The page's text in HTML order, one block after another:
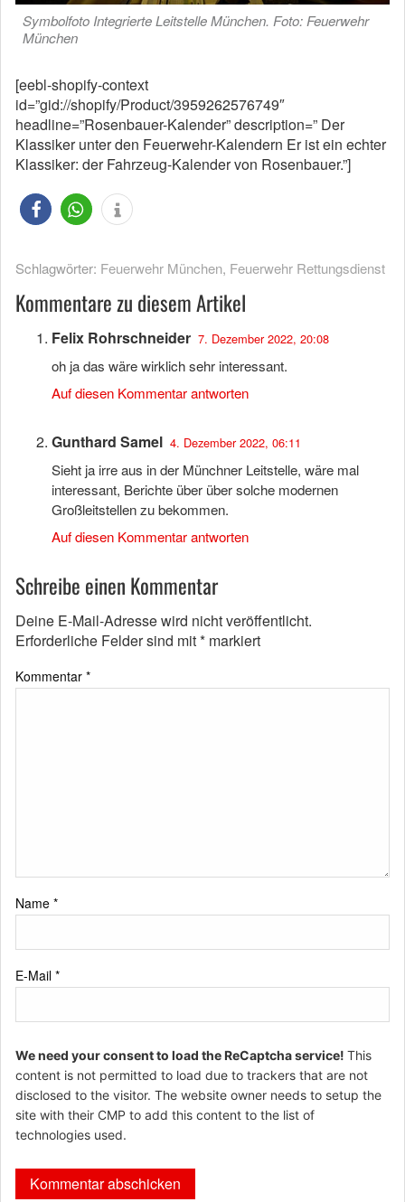
Symbolfoto Integrierte Leitstelle München. Foto: Feuerwehr
München
[eebl-shopify-context
id=”gid://shopify/Product/3959262576749″
headline=”Rosenbauer-Kalender” description=” Der
Klassiker unter den Feuerwehr-Kalendern Er ist ein echter
Klassiker: der Fahrzeug-Kalender von Rosenbauer.”]
Schlagwörter: Feuerwehr München, Feuerwehr Rettungsdienst
Kommentare zu diesem Artikel
Felix Rohrschneider 7. Dezember 2022, 20:08
oh ja das wäre wirklich sehr interessant.
Auf diesen Kommentar antworten
Gunthard Samel 4. Dezember 2022, 06:11
Sieht ja irre aus in der Münchner Leitstelle, wäre mal
interessant, Berichte über über solche modernen
Großleitstellen zu bekommen.
Auf diesen Kommentar antworten
Schreibe einen Kommentar
Deine E-Mail-Adresse wird nicht veröffentlicht.
Erforderliche Felder sind mit* markiert
Kommentar *
Name *
E-Mail *
We need your consent to load the ReCaptcha service! This
content is not permitted to load due to trackers that are not
disclosed to the visitor. The website owner needs to setup the
site with their CMP to add this content to the list of
technologies used.